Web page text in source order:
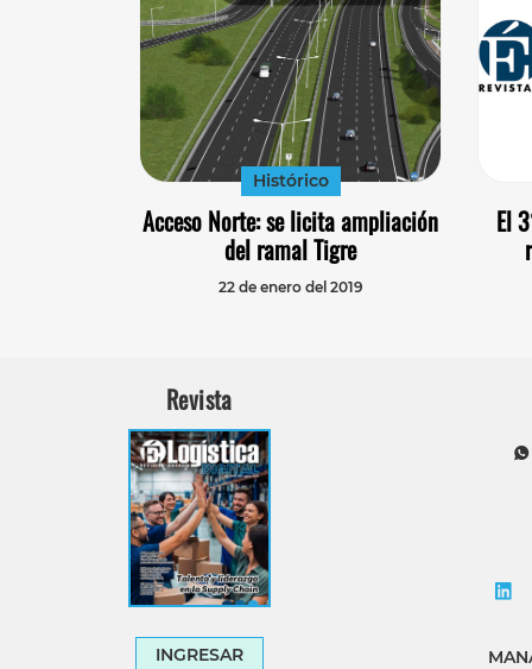
Histórico
Acceso Norte: se licita ampliación
del ramal Tigre
22 de enero del 2019
El
Revista
INGRESAR